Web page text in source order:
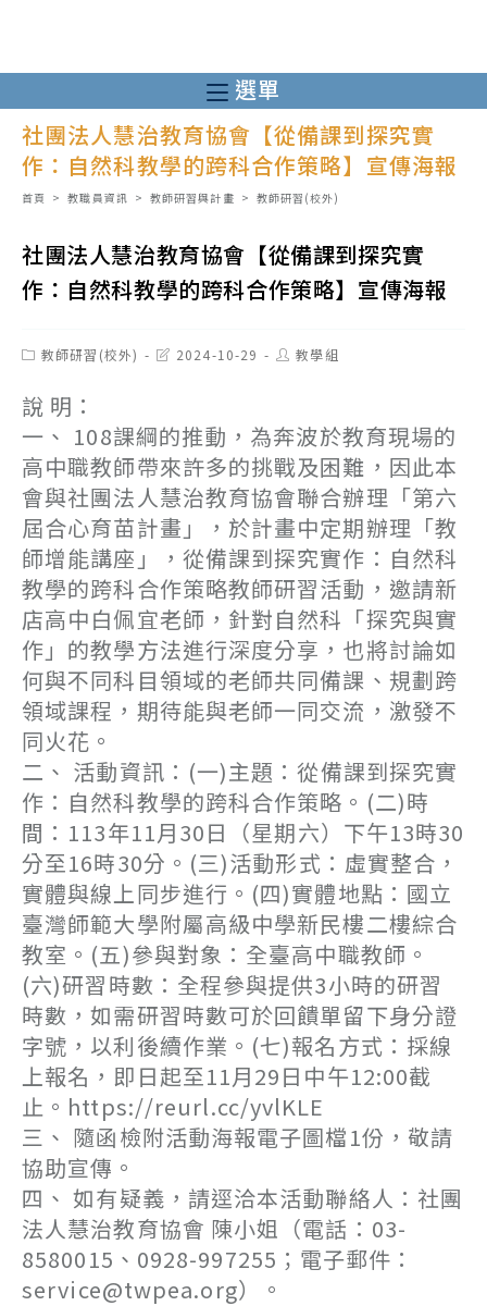
至
主
要
內
選單
社團法人慧治教育協會【從備課到探究實
作：自然科教學的跨科合作策略】宣傳海報
首頁 > 教職員資訊 > 教師研習與計畫 > 教師研習(校外)
社團法人慧治教育協會【從備課到探究實
作：自然科教學的跨科合作策略】宣傳海報
Post教師研習(校外)
Post2024-10-29
Post教學組
說 明：
一、 108課綱的推動，為奔波於教育現場的
高中職教師帶來許多的挑戰及困難，因此本
會與社團法人慧治教育協會聯合辦理「第六
屆合心育苗計畫」，於計畫中定期辦理「教
師增能講座」，從備課到探究實作：自然科
教學的跨科合作策略教師研習活動，邀請新
店高中白佩宜老師，針對自然科「探究與實
作」的教學方法進行深度分享，也將討論如
何與不同科目領域的老師共同備課、規劃跨
領域課程，期待能與老師一同交流，激發不
同火花。
二、 活動資訊：(一)主題：從備課到探究實
作：自然科教學的跨科合作策略。(二)時
間：113年11月30日（星期六）下午13時30
分至16時30分。(三)活動形式：虛實整合，
實體與線上同步進行。(四)實體地點：國立
臺灣師範大學附屬高級中學新民樓二樓綜合
教室。(五)參與對象：全臺高中職教師。
(六)研習時數：全程參與提供3小時的研習
時數，如需研習時數可於回饋單留下身分證
字號，以利後續作業。(七)報名方式：採線
上報名，即日起至11月29日中午12:00截
止。https://reurl.cc/yvlKLE
三、 隨函檢附活動海報電子圖檔1份，敬請
協助宣傳。
四、 如有疑義，請逕洽本活動聯絡人：社團
法人慧治教育協會 陳小姐（電話：03-
8580015、0928-997255；電子郵件：
service@twpea.org）。